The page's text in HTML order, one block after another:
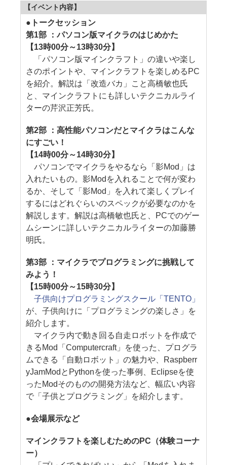
【イベント内容】
●トークセッション
第1部 ：パソコン版マイクラのはじめかた
【13時00分～13時30分】
「パソコン版マインクラフト」の違いや楽し
さのポイントや、マインクラフトを楽しめるPC
を紹介。解説は「改造バカ」こと高橋敏也氏
と、マインクラフトにも詳しいテクニカルライ
ターの芹沢正芳氏。
第2部 ：高性能パソコンだとマイクラはこんな
にすごい！
【14時00分～14時30分】
パソコンでマイクラをやるなら「影Mod」は
入れたいもの。影Modを入れることで何が変わ
るか、そして「影Mod」を入れて楽しくプレイ
するにはどれぐらいのスペックが必要なのかを
解説します。解説は高橋敏也氏と、PCでのゲー
ムシーンに詳しいテクニカルライターの加藤勝
明氏。
第3部 ：マイクラでプログラミングに挑戦して
みよう！
【15時00分～15時30分】
子供向けプログラミングスクール「TENTO」
が、子供向けに「プログラミングの楽しさ」を
紹介します。
マイクラ内で動き回る自走ロボットを作成で
きるMod「Computercraft」を使った、プログラ
ムできる「自動ロボット」の魅力や、Raspberr
yJamModとPythonを使った事例、Eclipseを使
ったModそのものの開発方法など、幅広い内容
で「子供とプログラミング」を紹介します。
●会場展示など
マインクラフトを楽しむためのPC（体験コーナ
ー）